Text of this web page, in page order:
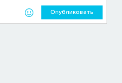
Опубликовать